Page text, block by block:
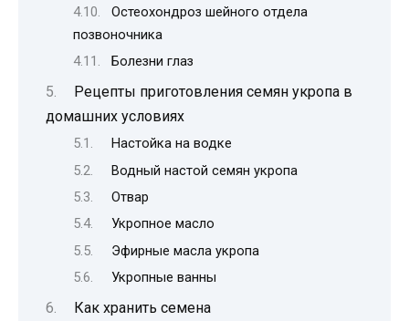
Остеохондроз шейного отдела
позвоночника
Болезни глаз
Рецепты приготовления семян укропа в
домашних условиях
Настойка на водке
Водный настой семян укропа
Отвар
Укропное масло
Эфирные масла укропа
Укропные ванны
Как хранить семена